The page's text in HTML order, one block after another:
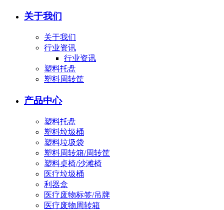
关于我们
关于我们
行业资讯
行业资讯
塑料托盘
塑料周转筐
产品中心
塑料托盘
塑料垃圾桶
塑料垃圾袋
塑料周转箱/周转筐
塑料桌椅/沙滩椅
医疗垃圾桶
利器盒
医疗废物标签/吊牌
医疗废物周转箱